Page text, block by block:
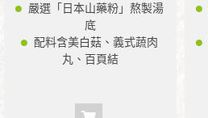
嚴選「日本山藥粉」熬製湯
底
配料含美白菇、義式蔬肉
丸、百頁結